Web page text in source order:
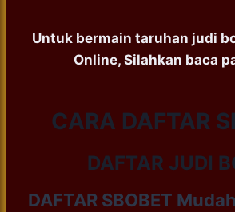
Untuk bermain taruhan judi
Online, Silahkan baca
CARA DAFTAR
DAFTAR JUDI
DAFTAR SBOBET